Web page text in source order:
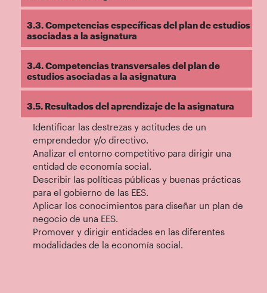
3.3. Competencias específicas del plan de estudios
asociadas a la asignatura
3.4. Competencias transversales del plan de
estudios asociadas a la asignatura
3.5. Resultados del aprendizaje de la asignatura
Identificar las destrezas y actitudes de un
emprendedor y/o directivo.
Analizar el entorno competitivo para dirigir una
entidad de economía social.
Describir las políticas públicas y buenas prácticas
para el gobierno de las EES.
Aplicar los conocimientos para diseñar un plan de
negocio de una EES.
Promover y dirigir entidades en las diferentes
modalidades de la economía social.